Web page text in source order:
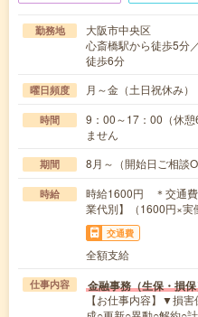
勤務地
大阪市中央区
心斎橋駅から徒歩5分
徒歩6分
曜日頻度 月～金（土日祝休み）
時間
9：00～17：00（休
ません
期間 8月～（開始日ご相談
時給
時給1600円 ＊交通
業代別】（1600円×実
交通費
全額支給
仕事内容 金融事務（生保・損
【お仕事内容】▼損